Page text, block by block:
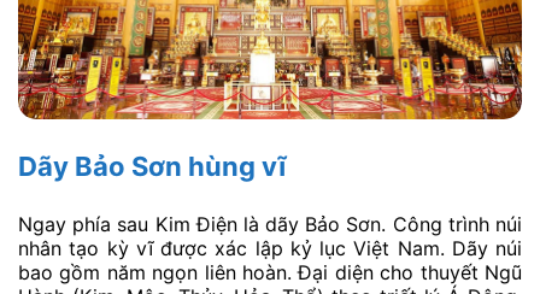
Dãy Bảo Sơn hùng vĩ
Ngay phía sau Kim Điện là dãy Bảo Sơn. Công trình núi
nhân tạo kỳ vĩ được xác lập kỷ lục Việt Nam. Dãy núi
bao gồm năm ngọn liên hoàn. Đại diện cho thuyết Ngũ